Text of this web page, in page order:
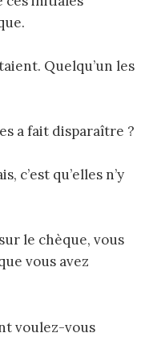
Quelqu’un les
a fait disparaître ?
c’est qu’elles n’y
sur le chèque, vous
vous avez
voulez-vous